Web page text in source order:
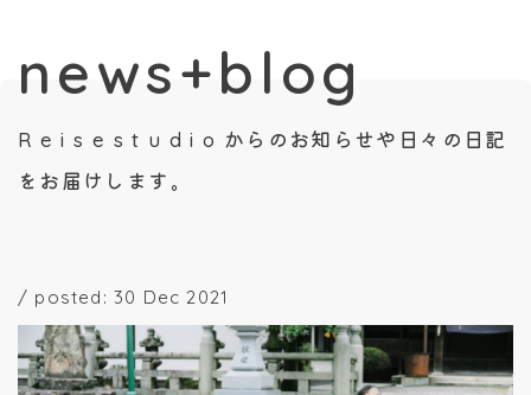
news+blog
R e i s e s t u d i o からのお知らせや日々の日記
をお届けします。
/ posted: 30 Dec 2021